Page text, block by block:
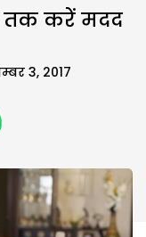
तक करें मदद
3, 2017